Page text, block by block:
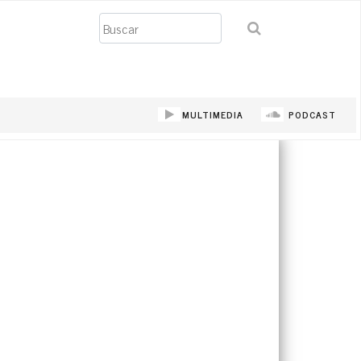
Buscar
MULTIMEDIA PODCAST